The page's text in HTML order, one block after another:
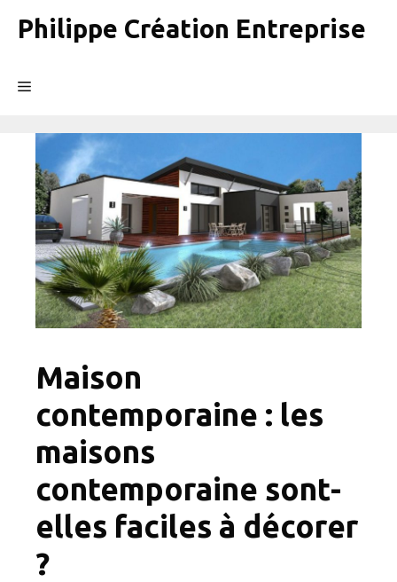
Philippe Création Entreprise
Menu
Maison
contemporaine : les
maisons
contemporaine sont-
elles faciles à décorer
?